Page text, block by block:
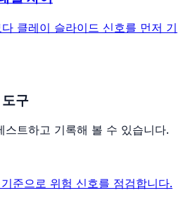
클레이 슬라이드 신호를 먼저 기
구
트하고 기록해 볼 수 있습니다.
준으로 위험 신호를 점검합니다.